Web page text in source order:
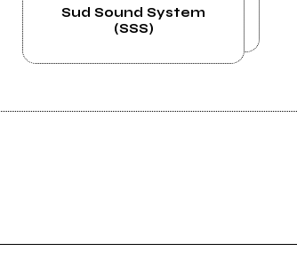
Sud Sound System
(SSS)